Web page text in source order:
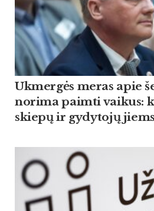
Ukmergės meras apie
norima paimti vaikus:
skiepų ir gydytojų